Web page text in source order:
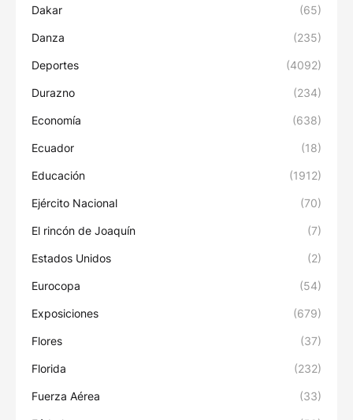
Dakar (65)
Danza (235)
Deportes (4092)
Durazno (234)
Economía (638)
Ecuador (18)
Educación (1912)
Ejército Nacional (70)
El rincón de Joaquín (7)
Estados Unidos (2)
Eurocopa (54)
Exposiciones (679)
Flores (37)
Florida (232)
Fuerza Aérea (33)